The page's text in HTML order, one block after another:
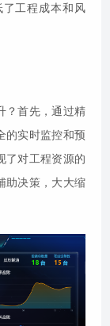
工程成本和风
？首先，通过精
的实时监控和预
了对工程资源的
助决策，大大缩